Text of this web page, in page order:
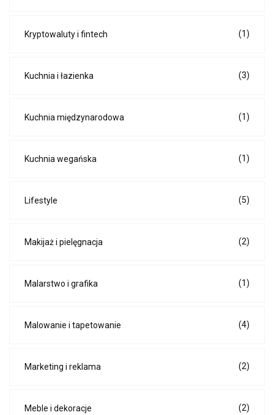
Kryptowaluty i fintech (1)
Kuchnia i łazienka (3)
Kuchnia międzynarodowa (1)
Kuchnia wegańska (1)
Lifestyle (5)
Makijaż i pielęgnacja (2)
Malarstwo i grafika (1)
Malowanie i tapetowanie (4)
Marketing i reklama (2)
Meble i dekoracje (2)